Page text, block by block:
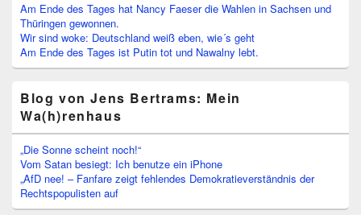
Am Ende des Tages hat Nancy Faeser die Wahlen in Sachsen und
Thüringen gewonnen.
Wir sind woke: Deutschland weiß eben, wie´s geht
Am Ende des Tages ist Putin tot und Nawalny lebt.
Blog von Jens Bertrams: Mein
Wa(h)renhaus
„Die Sonne scheint noch!“
Vom Satan besiegt: Ich benutze ein iPhone
„AfD nee! – Fanfare zeigt fehlendes Demokratieverständnis der
Rechtspopulisten auf